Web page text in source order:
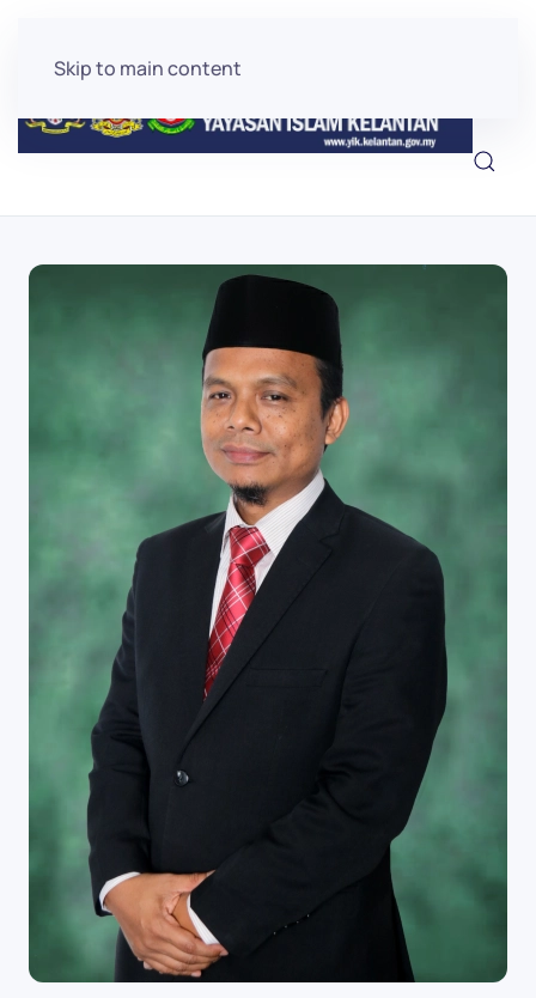
Skip to main content